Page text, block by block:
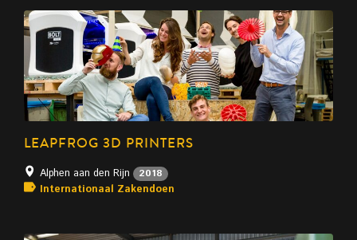
LEAPFROG 3D PRINTERS
Alphen aan den Rijn 2018
Internationaal Zakendoen